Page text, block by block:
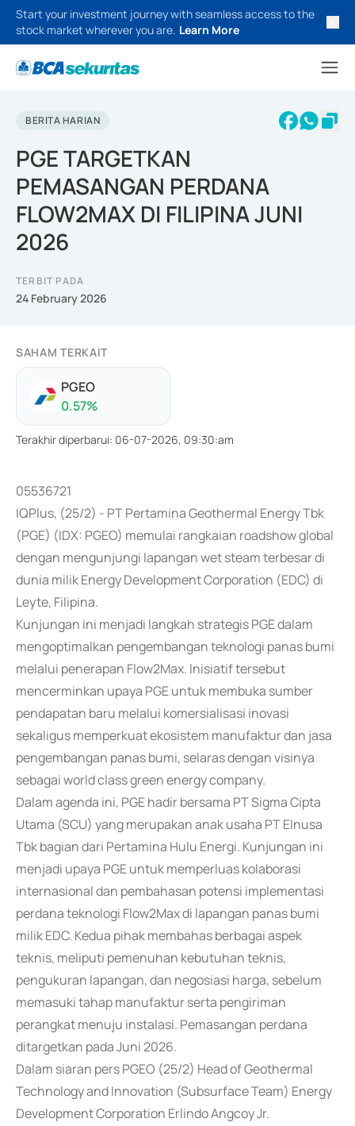
Start your investment journey with seamless access to the
stock market wherever you are. Learn More
BERITA HARIAN
PGE TARGETKAN
PEMASANGAN PERDANA
FLOW2MAX DI FILIPINA JUNI
2026
TERBIT PADA
24 February 2026
SAHAM TERKAIT
PGEO
0.57%
Terakhir diperbarui: 06-07-2026, 09:30:am
05536721
IQPlus, (25/2) - PT Pertamina Geothermal Energy Tbk
(PGE) (IDX: PGEO) memulai rangkaian roadshow global
dengan mengunjungi lapangan wet steam terbesar di
dunia milik Energy Development Corporation (EDC) di
Leyte, Filipina.
Kunjungan ini menjadi langkah strategis PGE dalam
mengoptimalkan pengembangan teknologi panas bumi
melalui penerapan Flow2Max. Inisiatif tersebut
mencerminkan upaya PGE untuk membuka sumber
pendapatan baru melalui komersialisasi inovasi
sekaligus memperkuat ekosistem manufaktur dan jasa
pengembangan panas bumi, selaras dengan visinya
sebagai world class green energy company.
Dalam agenda ini, PGE hadir bersama PT Sigma Cipta
Utama (SCU) yang merupakan anak usaha PT Elnusa
Tbk bagian dari Pertamina Hulu Energi. Kunjungan ini
menjadi upaya PGE untuk memperluas kolaborasi
internasional dan pembahasan potensi implementasi
perdana teknologi Flow2Max di lapangan panas bumi
milik EDC. Kedua pihak membahas berbagai aspek
teknis, meliputi pemenuhan kebutuhan teknis,
pengukuran lapangan, dan negosiasi harga, sebelum
memasuki tahap manufaktur serta pengiriman
perangkat menuju instalasi. Pemasangan perdana
ditargetkan pada Juni 2026.
Dalam siaran pers PGEO (25/2) Head of Geothermal
Technology and Innovation (Subsurface Team) Energy
Development Corporation Erlindo Angcoy Jr.